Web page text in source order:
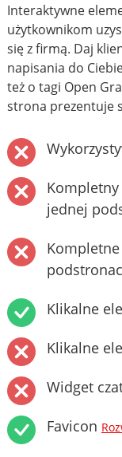
Interaktywne
użytkownikom
się z firmą. Daj
napisania do
też o tagi Open
strona prezentuje
jednej
Klikalne
Klikalne
Widget
Favicon